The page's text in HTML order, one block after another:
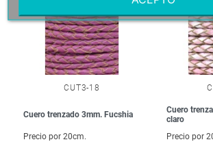
CUT3-18
Cuero trenzado 3mm. Fucshia
Precio por 20cm.
Cuero
claro
Precio por